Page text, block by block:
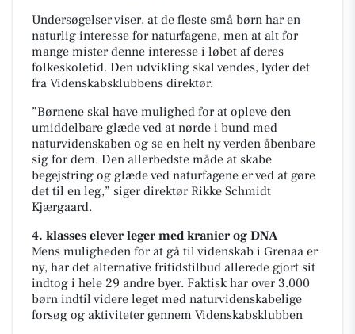
Undersøgelser viser, at de fleste små børn har en
naturlig interesse for naturfagene, men at alt for
mange mister denne interesse i løbet af deres
folkeskoletid. Den udvikling skal vendes, lyder det
fra Videnskabsklubbens direktør.
”Børnene skal have mulighed for at opleve den
umiddelbare glæde ved at nørde i bund med
naturvidenskaben og se en helt ny verden åbenbare
sig for dem. Den allerbedste måde at skabe
begejstring og glæde ved naturfagene er ved at gøre
det til en leg,” siger direktør Rikke Schmidt
Kjærgaard.
4. klasses elever leger med kranier og DNA
Mens muligheden for at gå til videnskab i Grenaa er
ny, har det alternative fritidstilbud allerede gjort sit
indtog i hele 29 andre byer. Faktisk har over 3.000
børn indtil videre leget med naturvidenskabelige
forsøg og aktiviteter gennem Videnskabsklubben